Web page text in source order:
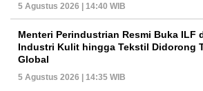
5 Agustus 2026 | 14:40 WIB
Menteri Perindustrian Resmi Buka ILF
Industri Kulit hingga Tekstil Didorong
Global
5 Agustus 2026 | 14:35 WIB